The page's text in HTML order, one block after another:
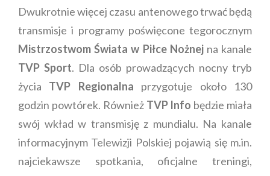
Dwukrotnie więcej czasu antenowego trwać będą
transmisje i programy poświęcone tegorocznym
Mistrzostwom Świata w Piłce Nożnejna kanale
TVP Sport. Dla osób prowadzących nocny tryb
życia TVP Regionalna przygotuje około 130
godzin powtórek. Również TVP Info będzie miała
swój wkład w transmisję z mundialu. Na kanale
informacyjnym Telewizji Polskiej pojawią się m.in.
najciekawsze spotkania, oficjalne treningi,